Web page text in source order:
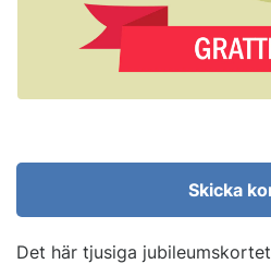
Skicka
Det här tjusiga